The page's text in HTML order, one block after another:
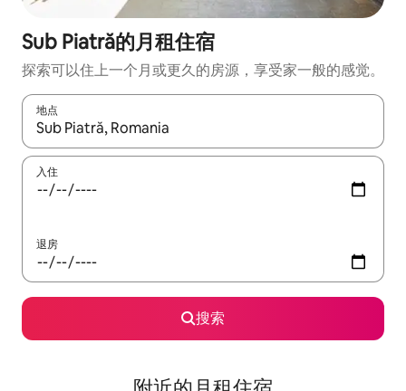
Sub Piatră的月租住宿
探索可以住上一个月或更久的房源，享受家一般的感觉。
地点
如有搜索结果，请使用上下方向键查看，或通过点击或滑动手势
入住
退房
搜索